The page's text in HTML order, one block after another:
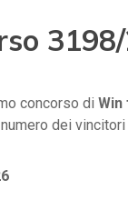
concorso di
dei